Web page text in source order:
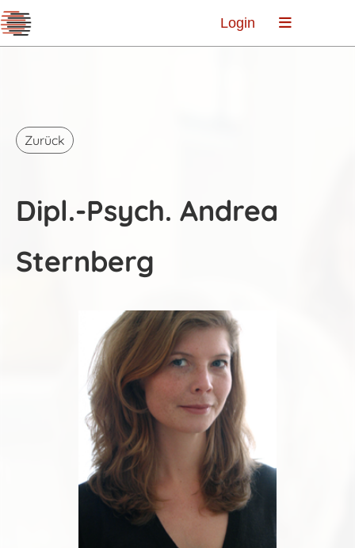
Login
Zurück
Dipl.-Psych. Andrea
Sternberg